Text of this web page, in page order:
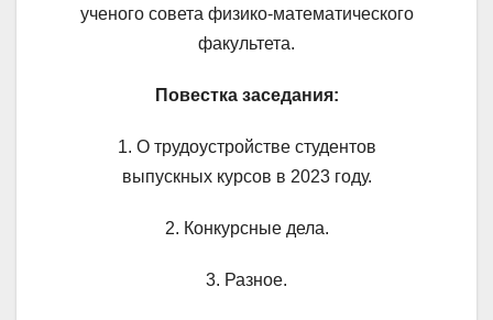
ученого совета физико-математического
факультета.
Повестка заседания:
1. О трудоустройстве студентов
выпускных курсов в 2023 году.
2. Конкурсные дела.
3. Разное.